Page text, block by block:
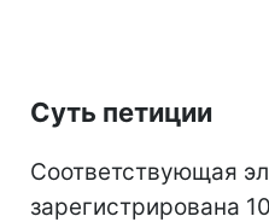
Суть петиции
Соответствующая
зарегистрирована